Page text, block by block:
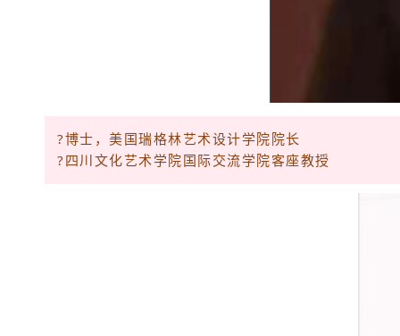
?博士，美国瑞格林艺术设计学院院长
?四川文化艺术学院国际交流学院客座教授